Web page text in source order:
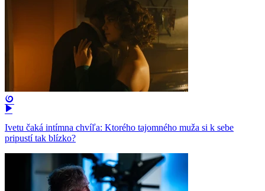
Ivetu čaká intímna chvíľa: Ktorého tajomného muža si k sebe
pripustí tak blízko?